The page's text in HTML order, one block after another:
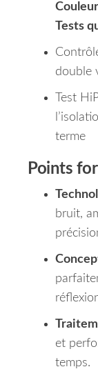
Couleur
Tests
double
Test
terme
Points
bruit,
et
temps.